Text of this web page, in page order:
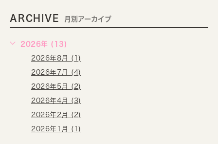
ARCHIVE 月別アーカイブ
2026年 (13)
2026年8月 (1)
2026年7月 (4)
2026年5月 (2)
2026年4月 (3)
2026年2月 (2)
2026年1月 (1)